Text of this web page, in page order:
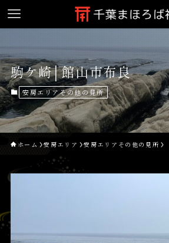
駒ケ崎│館山市布良
安房エリアその他の見所
ホーム 安房エリア 安房エリアその他の見所